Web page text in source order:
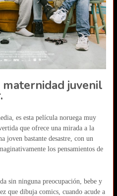
juvenil
es esta película noruega muy
que ofrece una mirada a la
joven bastante desastre, con un
los pensamientos de
sin ninguna preocupación, bebe y
que dibuja comics, cuando acude a